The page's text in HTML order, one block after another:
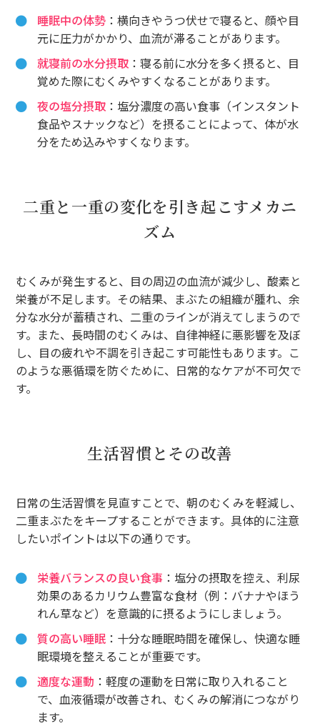
睡眠中の体勢 ：横向きやうつ伏せで寝ると、顔や目
元に圧力がかかり、血流が滞ることがあります。
就寝前の水分摂取 ：寝る前に水分を多く摂ると、目
覚めた際にむくみやすくなることがあります。
夜の塩分摂取 ：塩分濃度の高い食事（インスタント
食品やスナックなど）を摂ることによって、体が水
分をため込みやすくなります。
二重と一重の変化を引き起こすメカニ
ズム
むくみが発生すると、目の周辺の血流が減少し、酸素と
栄養が不足します。その結果、まぶたの組織が腫れ、余
分な水分が蓄積され、二重のラインが消えてしまうので
す。また、長時間のむくみは、自律神経に悪影響を及ぼ
し、目の疲れや不調を引き起こす可能性もあります。こ
のような悪循環を防ぐために、日常的なケアが不可欠で
す。
生活習慣とその改善
日常の生活習慣を見直すことで、朝のむくみを軽減し、
二重まぶたをキープすることができます。具体的に注意
したいポイントは以下の通りです。
栄養バランスの良い食事 ：塩分の摂取を控え、利尿
効果のあるカリウム豊富な食材（例：バナナやほう
れん草など）を意識的に摂るようにしましょう。
質の高い睡眠 ：十分な睡眠時間を確保し、快適な睡
眠環境を整えることが重要です。
適度な運動 ：軽度の運動を日常に取り入れること
で、血液循環が改善され、むくみの解消につながり
ます。